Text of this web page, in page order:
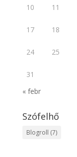
10 11
17 18
24 25
31
« febr
Szófelhő
Blogroll (7)